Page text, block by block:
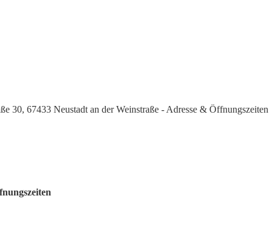
30, 67433 Neustadt an der Weinstraße - Adresse & Öffnungszeiten